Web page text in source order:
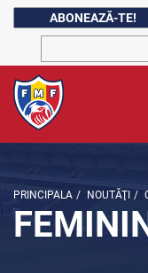
ABONEAZĂ-TE!
PRINCIPALA / NOUTĂŢI /